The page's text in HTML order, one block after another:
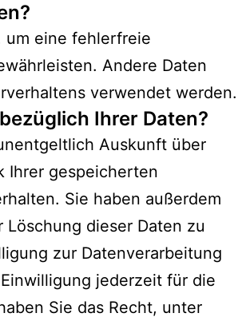
um eine fehlerfreie
Andere Daten
verwendet werden.
Ihrer Daten?
Auskunft über
Ihrer gespeicherten
Sie haben außerdem
dieser Daten zu
zur Datenverarbeitung
jederzeit für die
Sie das Recht, unter